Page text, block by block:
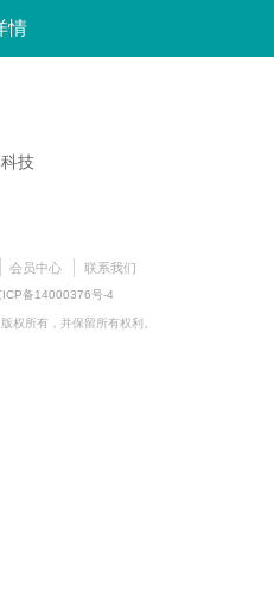
情
技
会员中心 联系我们
ICP备14000376号-4
权所有，并保留所有权利。